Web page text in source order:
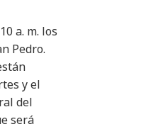
a. m. los
Pedro.
y el
del
será